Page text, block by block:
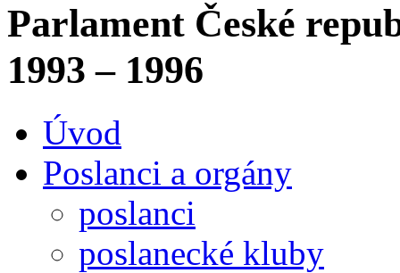
Parlament České
1993 – 1996
Úvod
Poslanci a orgány
poslanci
poslanecké kluby